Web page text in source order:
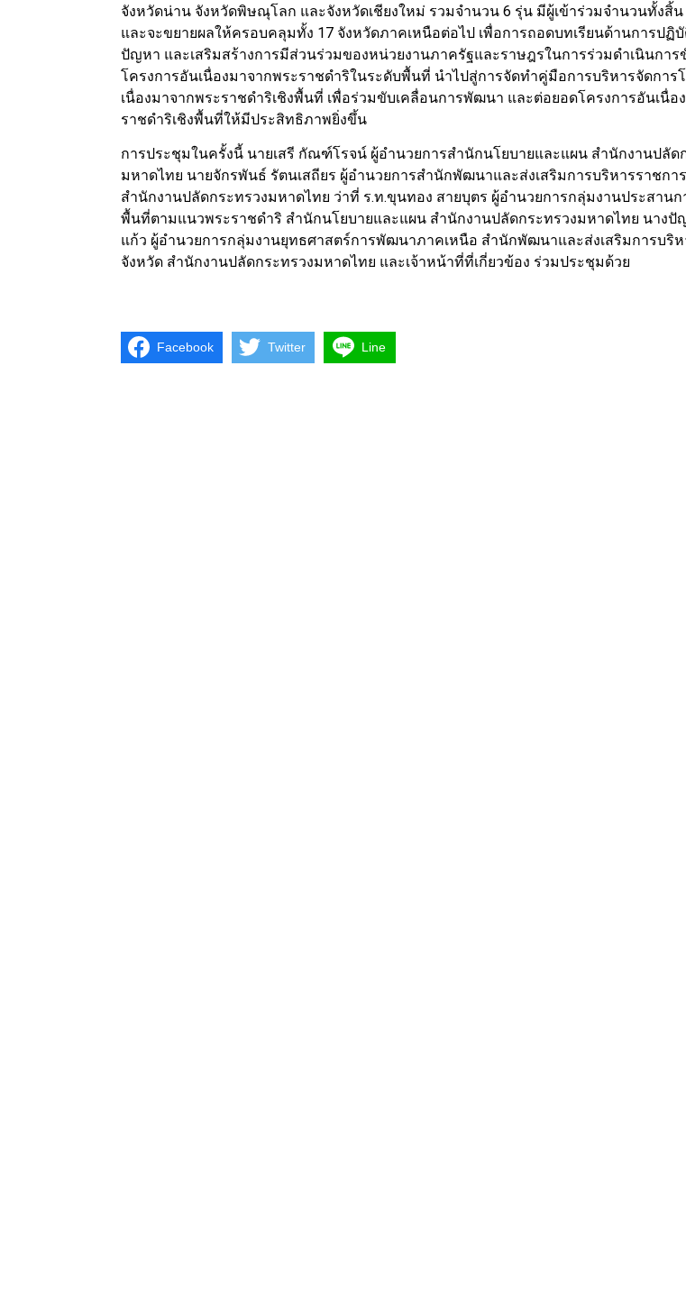
จังหวัดน่าน จังหวัดพิษณุโลก และจังหวัดเชียงใหม่ รวมจำนวน 6 รุ่น มีผู้เข้าร่วมจำนวนทั้งสิ้น
และจะขยายผลให้ครอบคลุมทั้ง 17 จังหวัดภาคเหนือต่อไป เพื่อการถอดบทเรียนด้านการปฏิบั
ปัญหา และเสริมสร้างการมีส่วนร่วมของหน่วยงานภาครัฐและราษฎรในการร่วมดำเนินการ
โครงการอันเนื่องมาจากพระราชดำริในระดับพื้นที่ นำไปสู่การจัดทำคู่มือการบริหารจัดการ
เนื่องมาจากพระราชดำริเชิงพื้นที่ เพื่อร่วมขับเคลื่อนการพัฒนา และต่อยอดโครงการอันเนื่อ
ราชดำริเชิงพื้นที่ให้มีประสิทธิภาพยิ่งขึ้น
การประชุมในครั้งนี้ นายเสรี กัณฑ์โรจน์ ผู้อำนวยการสำนักนโยบายและแผน สำนักงานปลัด
มหาดไทย นายจักรพันธ์ รัตนเสถียร ผู้อำนวยการสำนักพัฒนาและส่งเสริมการบริหารราชกา
สำนักงานปลัดกระทรวงมหาดไทย ว่าที่ ร.ท.ขุนทอง สายบุตร ผู้อำนวยการกลุ่มงานประสาน
พื้นที่ตามแนวพระราชดำริ สำนักนโยบายและแผน สำนักงานปลัดกระทรวงมหาดไทย นางปั
แก้ว ผู้อำนวยการกลุ่มงานยุทธศาสตร์การพัฒนาภาคเหนือ สำนักพัฒนาและส่งเสริมการบริห
จังหวัด สำนักงานปลัดกระทรวงมหาดไทย และเจ้าหน้าที่ที่เกี่ยวข้อง ร่วมประชุมด้วย
Facebook Twitter Line